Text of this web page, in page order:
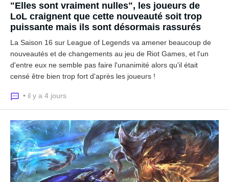
"Elles sont vraiment nulles", les joueurs de
LoL craignent que cette nouveauté soit trop
puissante mais ils sont désormais rassurés
La Saison 16 sur League of Legends va amener beaucoup de
nouveautés et de changements au jeu de Riot Games, et l'un
d'entre eux ne semble pas faire l'unanimité alors qu'il était
censé être bien trop fort d'après les joueurs !
• il y a 4 jours